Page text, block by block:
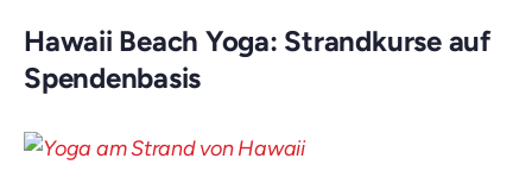
Hawaii Beach Yoga: Strandkurse auf
Spendenbasis